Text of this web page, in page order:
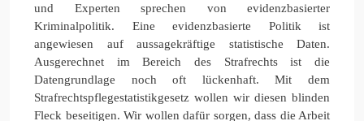
und Experten sprechen von evidenzbasierter
Kriminalpolitik. Eine evidenzbasierte Politik ist
angewiesen auf aussagekräftige statistische Daten.
Ausgerechnet im Bereich des Strafrechts ist die
Datengrundlage noch oft lückenhaft. Mit dem
Strafrechtspflegestatistikgesetz wollen wir diesen blinden
Fleck beseitigen. Wir wollen dafür sorgen, dass die Arbeit